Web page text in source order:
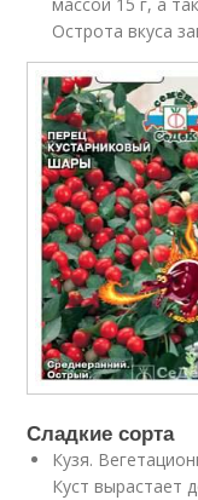
Острота вкуса
Сладкие сорта
Кузя.
Куст вырастает